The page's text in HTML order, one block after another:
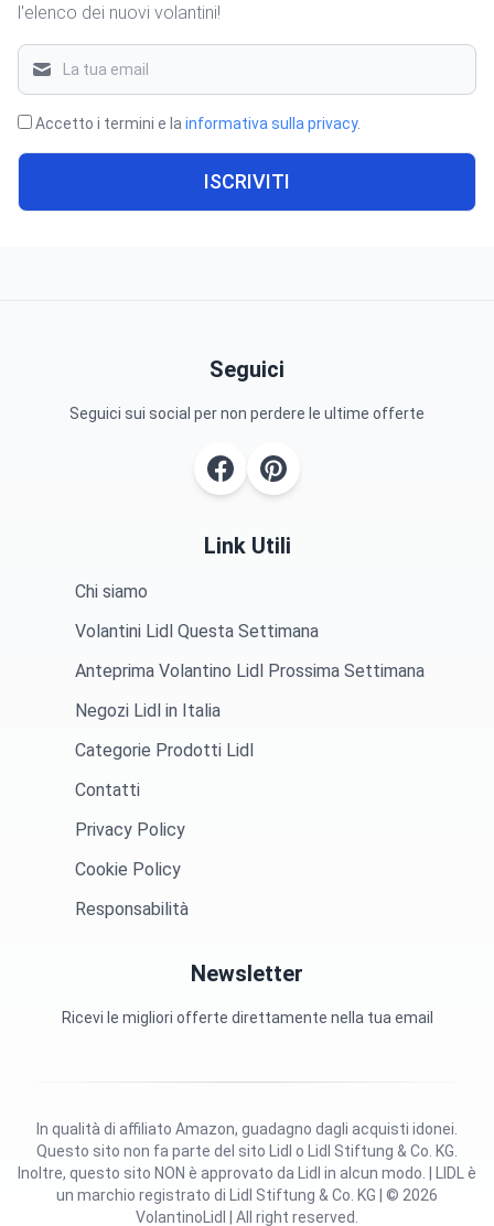
l'elenco dei nuovi volantini!
Accetto i termini e la informativa sulla privacy.
ISCRIVITI
Seguici
Seguici sui social per non perdere le ultime offerte
Link Utili
Chi siamo
Volantini Lidl Questa Settimana
Anteprima Volantino Lidl Prossima Settimana
Negozi Lidl in Italia
Categorie Prodotti Lidl
Contatti
Privacy Policy
Cookie Policy
Responsabilità
Newsletter
Ricevi le migliori offerte direttamente nella tua email
Questo sito non fa parte del sito Lidl o Lidl Stiftung & Co. KG.
Inoltre, questo sito NON è approvato da Lidl in alcun modo. | LIDL è
un marchio registrato di Lidl Stiftung & Co. KG | © 2026
VolantinoLidl | All right reserved.
In qualità di affiliato Amazon, guadagno dagli acquisti idonei.